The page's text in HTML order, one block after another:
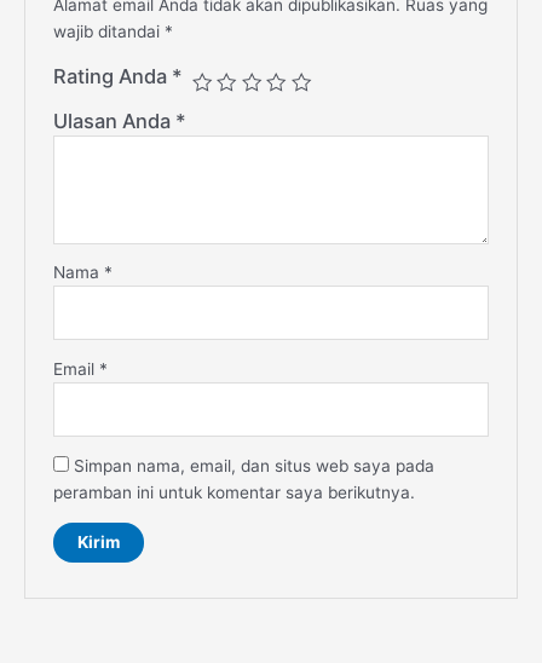
Alamat email Anda tidak akan dipublikasikan. Ruas yang
wajib ditandai *
Rating Anda *
Ulasan Anda *
Nama *
Email *
Simpan nama, email, dan situs web saya pada
peramban ini untuk komentar saya berikutnya.